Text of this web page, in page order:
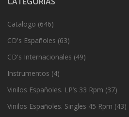
Catalogo (646)
CD's Españoles (63)
CD's Internacionales (49)
Instrumentos (4)
Vinilos Españoles. LP’s 33 Rpm (37)
Vinilos Españoles. Singles 45 Rpm (43)